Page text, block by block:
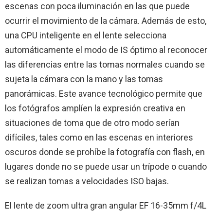
escenas con poca iluminación en las que puede
ocurrir el movimiento de la cámara. Además de esto,
una CPU inteligente en el lente selecciona
automáticamente el modo de IS óptimo al reconocer
las diferencias entre las tomas normales cuando se
sujeta la cámara con la mano y las tomas
panorámicas. Este avance tecnológico permite que
los fotógrafos amplíen la expresión creativa en
situaciones de toma que de otro modo serían
difíciles, tales como en las escenas en interiores
oscuros donde se prohíbe la fotografía con flash, en
lugares donde no se puede usar un trípode o cuando
se realizan tomas a velocidades ISO bajas.
El lente de zoom ultra gran angular EF 16-35mm f/4L